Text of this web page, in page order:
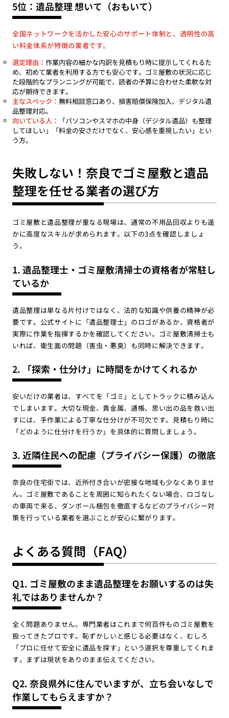
5位：遺品整理 想いて（おもいて）
全国ネットワークを活かした安心のサポート体制と、透明性の高
い料金体系が特徴の業者です。
選定理由： 作業内容の細かな内訳を見積もり時に提示してくれるた
め、初めて業者を利用する方でも安心です。ゴミ屋敷の状況に応じ
た段階的なプランニングが可能で、読者の予算に合わせた柔軟な対
応が期待できます。
主なスペック： 無料相談窓口あり、損害賠償保険加入、デジタル遺
品整理対応。
向いている人：
「パソコンやスマホの中身（デジタル遺品）も整理
してほしい」「料金の安さだけでなく、安心感を重視したい」とい
う方。
失敗しない！奈良でゴミ屋敷と遺品
整理を任せる業者の選び方
ゴミ屋敷と遺品整理が重なる現場は、通常の不用品回収よりも遥
かに高度なスキルが求められます。以下の3点を確認しましょ
う。
1. 遺品整理士・ゴミ屋敷清掃士の資格者が常駐し
ているか
遺品整理は単なる片付けではなく、法的な知識や供養の精神が必
要です。公式サイトに「遺品整理士」のロゴがあるか、資格者が
実際に作業を指揮するかを確認してください。ゴミ屋敷清掃士も
いれば、衛生面の問題（害虫・悪臭）も同時に解決できます。
2. 「探索・仕分け」に時間をかけてくれるか
安いだけの業者は、すべてを「ゴミ」としてトラックに積み込ん
でしまいます。大切な現金、貴金属、通帳、思い出の品を救い出
すには、手作業による丁寧な仕分けが不可欠です。見積もり時に
「どのように仕分けを行うか」を具体的に質問しましょう。
3. 近隣住民への配慮（プライバシー保護）の徹底
奈良の住宅街では、近所付き合いが密接な地域も少なくありませ
ん。ゴミ屋敷であることを周囲に知られたくない場合、ロゴなし
の車両で来る、ダンボール梱包を徹底するなどのプライバシー対
策を行っている業者を選ぶことが安心に繋がります。
よくある質問（FAQ）
Q1. ゴミ屋敷のまま遺品整理をお願いするのは失
礼ではありませんか？
全く問題ありません。専門業者はこれまで何百件ものゴミ屋敷を
扱ってきたプロです。恥ずかしいと感じる必要はなく、むしろ
「プロに任せて安全に遺品を探す」という選択を尊重してくれま
す。まずは現状をありのまま伝えてください。
Q2. 奈良県外に住んでいますが、立ち会いなしで
作業してもらえますか？